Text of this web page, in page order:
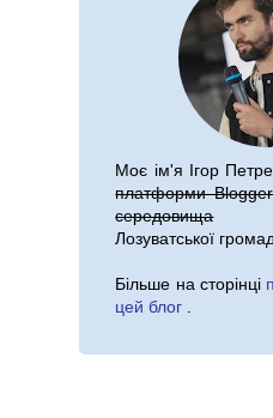
Моє ім'я Ігор
платформи Blogger
середовища
Лозуватської
Більше на сторінці
цей блог